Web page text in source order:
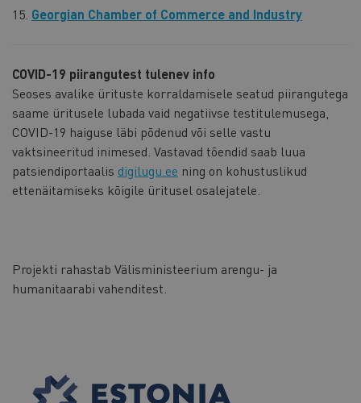
15. Georgian Chamber of Commerce and Industry
COVID-19 piirangutest tulenev info
Seoses avalike ürituste korraldamisele seatud piirangutega
saame üritusele lubada vaid negatiivse testitulemusega,
COVID-19 haiguse läbi põdenud või selle vastu
vaktsineeritud inimesed. Vastavad tõendid saab luua
patsiendiportaalis digilugu.ee ning on kohustuslikud
ettenäitamiseks kõigile üritusel osalejatele.
Projekti rahastab Välisministeerium arengu- ja
humanitaarabi vahenditest.